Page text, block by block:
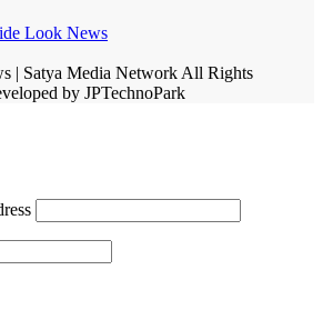
| Satya Media Network All Rights
by JPTechnoPark